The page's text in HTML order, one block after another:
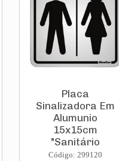
Placa
Sinalizadora Em
Alumunio
15x15cm
"Sanitário
Masculino ...
Código: 299120